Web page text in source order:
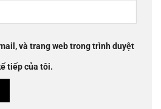
và trang web trong trình duyệt
tiếp của tôi.